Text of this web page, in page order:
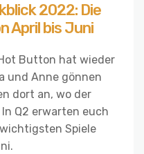
2022: Die
April bis Juni
Button hat wieder
und Anne gönnen
dort an, wo der
Q2 erwarten euch
Spiele